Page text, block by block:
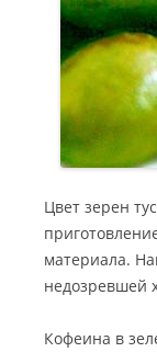
Цвет зерен
материала.
недозревшей
Кофеина в